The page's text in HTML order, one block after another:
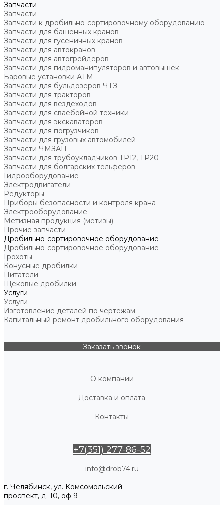
Запчасти
Запчасти
Запчасти к дробильно-сортировочному оборудованию
Запчасти для башенных кранов
Запчасти для гусеничных кранов
Запчасти для автокранов
Запчасти для автогрейдеров
Запчасти для гидроманипуляторов и автовышек
Баровые установки АТМ
Запчасти для бульдозеров ЧТЗ
Запчасти для тракторов
Запчасти для вездеходов
Запчасти для сваебойной техники
Запчасти для экскаваторов
Запчасти для погрузчиков
Запчасти для грузовых автомобилей
Запчасти ЧМЗАП
Запчасти для трубоукладчиков ТР12, ТР20
Запчасти для болгарских тельферов
Гидрооборудование
Электродвигатели
Редукторы
Приборы безопасности и контроля крана
Электрооборудование
Метизная продукция (метизы)
Прочие запчасти
Дробильно-сортировочное оборудование
Дробильно-сортировочное оборудование
Грохоты
Конусные дробилки
Питатели
Щековые дробилки
Услуги
Услуги
Изготовление деталей по чертежам
Капитальный ремонт дробильного оборудования
Заказать звонок
О компании
Доставка и оплата
Контакты
+7(351) 277-86-52
info@drob74.ru
г. Челябинск, ул. Комсомольский
проспект, д. 10, оф 9